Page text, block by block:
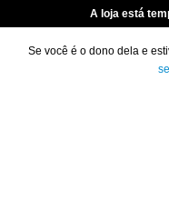
A loja está
Se você é o dono dela e